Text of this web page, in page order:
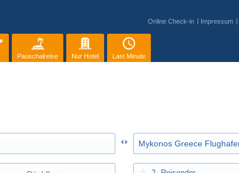
Online Check-in Impressum
Pauschalreise Nur Hotel Last Minute